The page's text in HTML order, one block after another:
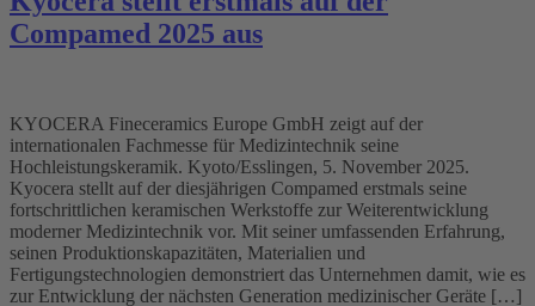
Compamed 2025 aus
KYOCERA Fineceramics Europe GmbH zeigt auf der
internationalen Fachmesse für Medizintechnik seine
Hochleistungskeramik. Kyoto/Esslingen, 5. November 2025.
Kyocera stellt auf der diesjährigen Compamed erstmals seine
fortschrittlichen keramischen Werkstoffe zur Weiterentwicklung
moderner Medizintechnik vor. Mit seiner umfassenden Erfahrung,
seinen Produktionskapazitäten, Materialien und
Fertigungstechnologien demonstriert das Unternehmen damit, wie es
zur Entwicklung der nächsten Generation medizinischer Geräte […]